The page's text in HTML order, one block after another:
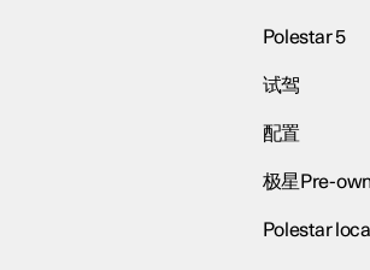
Polestar 5
试驾
配置
极星Pre-
Polestar